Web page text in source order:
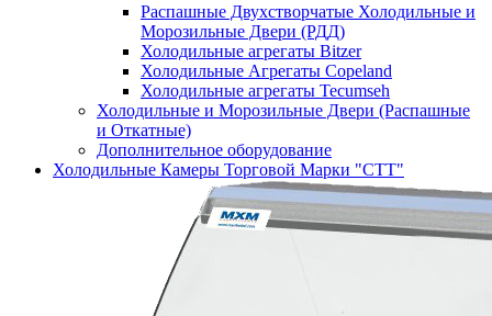
Распашные Двухстворчатые Холодильные и
Морозильные Двери (РДД)
Холодильные агрегаты Bitzer
Холодильные Агрегаты Copeland
Холодильные агрегаты Tecumseh
Холодильные и Морозильные Двери (Распашные
и Откатные)
Дополнительное оборудование
Холодильные Камеры Торговой Марки "СТТ"